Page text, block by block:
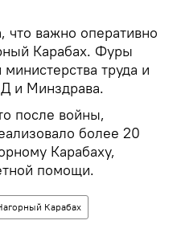
что важно оперативно
Карабах. Фуры
труда и
и Минздрава.
после войны,
более 20
Карабаху,
помощи.
Карабах